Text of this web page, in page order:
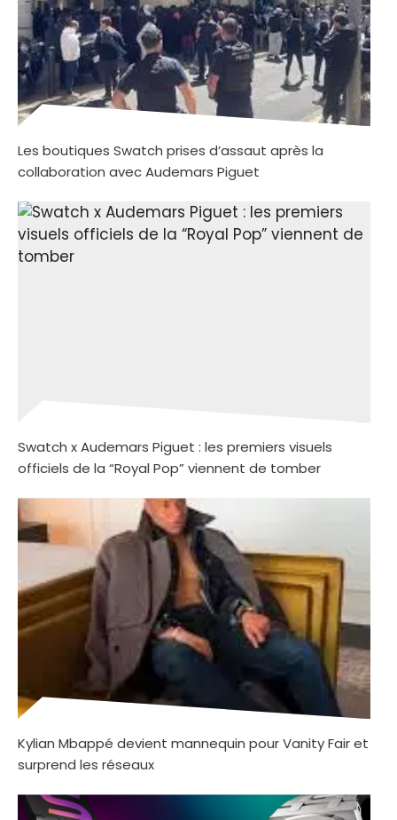
Les boutiques Swatch prises d’assaut après la
collaboration avec Audemars Piguet
Swatch x Audemars Piguet : les premiers visuels
officiels de la “Royal Pop” viennent de tomber
Kylian Mbappé devient mannequin pour Vanity Fair et
surprend les réseaux